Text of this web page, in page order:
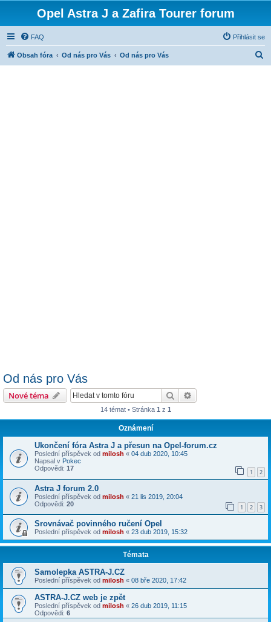
Opel Astra J a Zafira Tourer forum
FAQ Přihlásit se
Obsah fóra Od nás pro Vás Od nás pro Vás
Od nás pro Vás
Nové téma Hledat
14 témat • Stránka 1 z 1
Oznámení
Ukončení fóra Astra J a přesun na Opel-forum.cz
Poslední příspěvek od milosh « 04 dub 2020, 10:45
Napsal v Pokec
Odpovědi: 17 1 2
Astra J forum 2.0
Poslední příspěvek od milosh « 21 lis 2019, 20:04
Odpovědi: 20 1 2 3
Srovnávač povinného ručení Opel
Poslední příspěvek od milosh « 23 dub 2019, 15:32
Témata
Samolepka ASTRA-J.CZ
Poslední příspěvek od milosh « 08 bře 2020, 17:42
ASTRA-J.CZ web je zpět
Poslední příspěvek od milosh « 26 dub 2019, 11:15
Odpovědi: 6